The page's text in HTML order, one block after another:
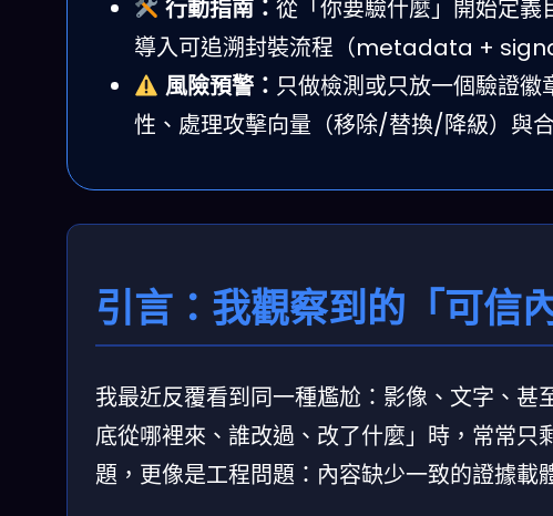
行動指南： 從「你要驗什麼」開始定義
導入可追溯封裝流程（metadata +
風險預警： 只做檢測或只放一個驗證
性、處理攻擊向量（移除/替換/降級）與
引言：我觀察到的「可信
我最近反覆看到同一種尷尬：影像、文字、
底從哪裡來、誰改過、改了什麼」時，常常
題，更像是工程問題：內容缺少一致的證據載